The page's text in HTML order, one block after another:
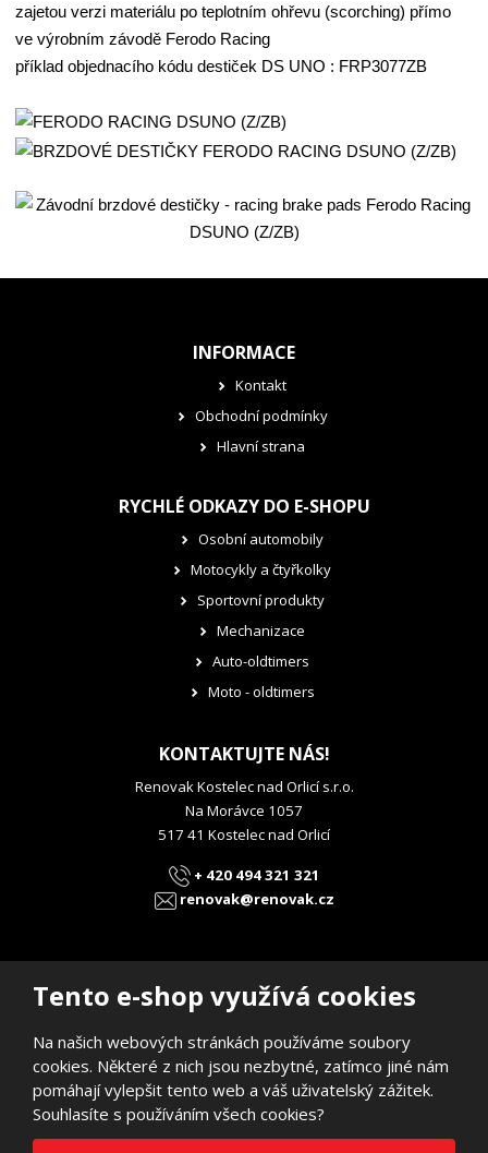
Tento e-shop využívá cookies
Na našich webových stránkách používáme soubory
cookies. Některé z nich jsou nezbytné, zatímco jiné nám
pomáhají vylepšit tento web a váš uživatelský zážitek.
Souhlasíte s používáním všech cookies?
zajetou verzi materiálu po teplotním ohřevu (scorching) přímo
ve výrobním závodě Ferodo Racing
příklad objednacího kódu destiček DS UNO : FRP3077ZB
INFORMACE
Kontakt
Obchodní podmínky
Hlavní strana
RYCHLÉ ODKAZY DO E-SHOPU
Osobní automobily
Motocykly a čtyřkolky
Sportovní produkty
Mechanizace
Auto-oldtimers
Moto - oldtimers
KONTAKTUJTE NÁS!
Renovak Kostelec nad Orlicí s.r.o.
Na Morávce 1057
517 41 Kostelec nad Orlicí
+ 420 494 321 321
renovak@renovak.cz
© 2026, RENOVAK Kostelec nad Orlicí s.r.o.
Prohlášení o přístupnosti|Mapa stránek
VYROBILA
E
B
R
Á